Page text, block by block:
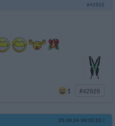
#42932
1 #42929
25.09.24 09:55:20 |